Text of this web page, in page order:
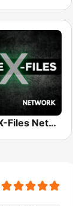
The X-Files Network